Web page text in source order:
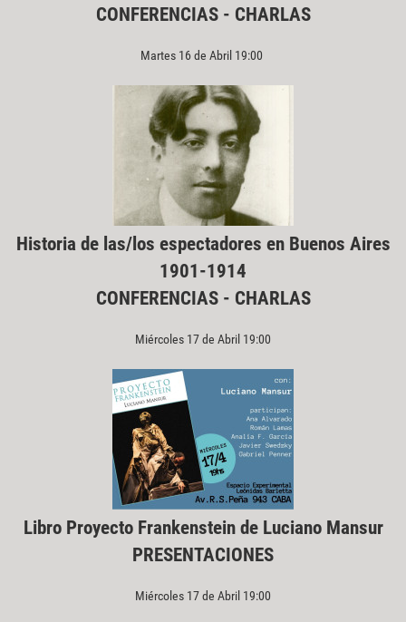
CONFERENCIAS - CHARLAS
Martes 16 de Abril 19:00
Historia de las/los espectadores en Buenos Aires
1901-1914
CONFERENCIAS - CHARLAS
Miércoles 17 de Abril 19:00
Libro Proyecto Frankenstein de Luciano Mansur
PRESENTACIONES
Miércoles 17 de Abril 19:00